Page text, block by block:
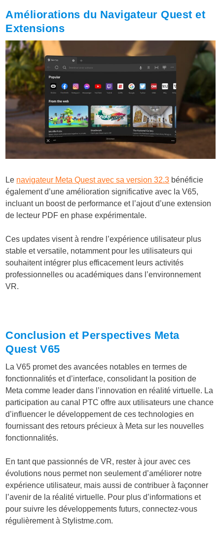
Améliorations du Navigateur Quest et
Extensions
Le navigateur Meta Quest avec sa version 32.3 bénéficie
également d’une amélioration significative avec la V65,
incluant un boost de performance et l’ajout d’une extension
de lecteur PDF en phase expérimentale.
Ces updates visent à rendre l’expérience utilisateur plus
stable et versatile, notamment pour les utilisateurs qui
souhaitent intégrer plus efficacement leurs activités
professionnelles ou académiques dans l’environnement
VR.
Conclusion et Perspectives Meta
Quest V65
La V65 promet des avancées notables en termes de
fonctionnalités et d’interface, consolidant la position de
Meta comme leader dans l’innovation en réalité virtuelle. La
participation au canal PTC offre aux utilisateurs une chance
d’influencer le développement de ces technologies en
fournissant des retours précieux à Meta sur les nouvelles
fonctionnalités.
En tant que passionnés de VR, rester à jour avec ces
évolutions nous permet non seulement d’améliorer notre
expérience utilisateur, mais aussi de contribuer à façonner
l’avenir de la réalité virtuelle. Pour plus d’informations et
pour suivre les développements futurs, connectez-vous
régulièrement à Stylistme.com.